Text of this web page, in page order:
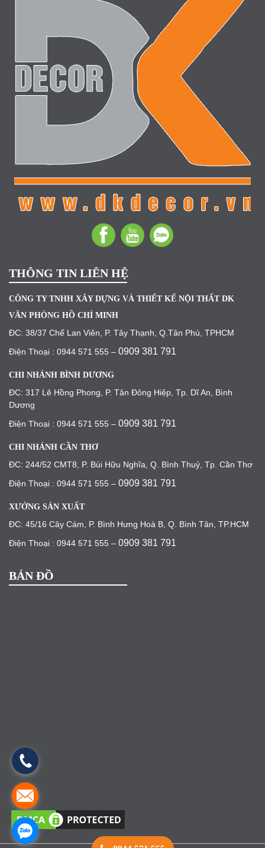
THÔNG TIN LIÊN HỆ
CÔNG TY TNHH XÂY DỰNG VÀ THIẾT KẾ NỘI THẤT DK
VĂN PHÒNG HỒ CHÍ MINH
ĐC: 38/37 Chế Lan Viên, P. Tây Thạnh, Q.Tân Phú, TPHCM
Điện Thoại : 0944 571 555 – 0909 381 791
CHI NHÁNH BÌNH DƯƠNG
ĐC: 317 Lê Hồng Phong, P. Tân Đông Hiệp, Tp. Dĩ An, Bình
Dương
Điện Thoại : 0944 571 555 – 0909 381 791
CHI NHÁNH CẦN THƠ
ĐC: 244/52 CMT8, P. Bùi Hữu Nghĩa, Q. Bình Thuỷ, Tp. Cần Thơ
Điện Thoại : 0944 571 555 – 0909 381 791
XƯỞNG SẢN XUẤT
ĐC: 45/16 Cây Cám, P. Bình Hưng Hoà B, Q. Bình Tân, TP.HCM
Điện Thoại : 0944 571 555 – 0909 381 791
BẢN ĐỒ